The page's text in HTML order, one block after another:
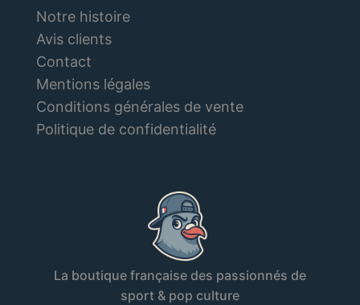
Notre histoire
Avis clients
Contact
Mentions légales
Conditions générales de vente
Politique de confidentialité
La boutique française des passionnés de
sport & pop culture